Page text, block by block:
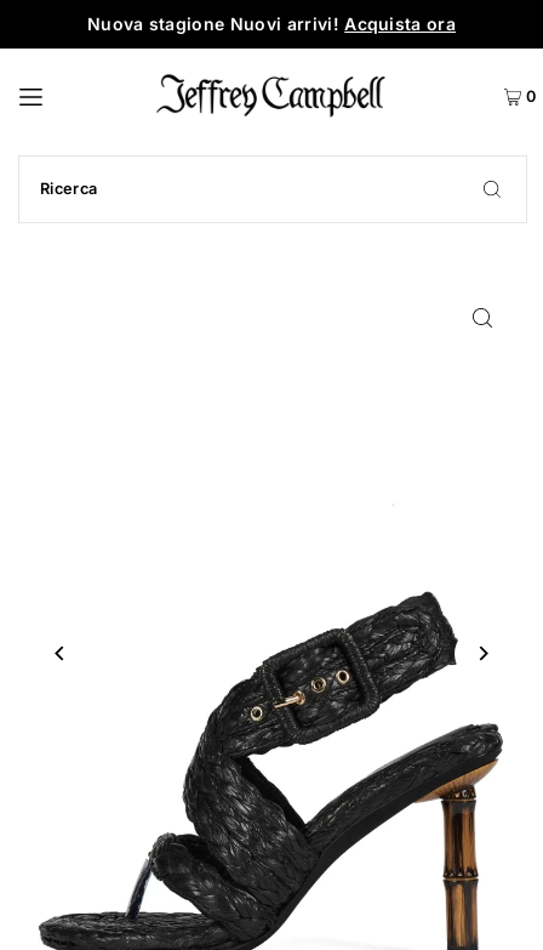
Nuova stagione Nuovi arrivi!Acquista ora
0